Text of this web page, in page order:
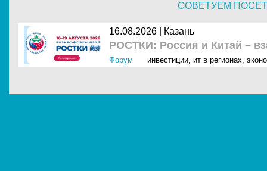
СОВЕТУЕМ
16.08.2026 | Казань
РОСТКИ: Россия и Китай –
Форум инвестиции, ит в регионах,